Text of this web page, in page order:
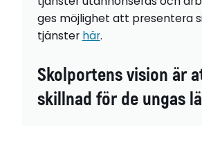
ges möjlighet att presentera
tjänster här.
Skolportens vision är
skillnad för de ungas